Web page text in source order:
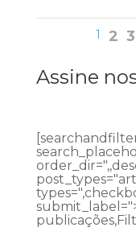
1 2 3
Assine